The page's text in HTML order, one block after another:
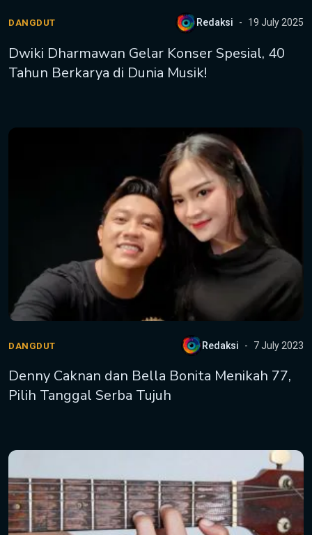
DANGDUT Redaksi 19 July 2025
Dwiki Dharmawan Gelar Konser Spesial, 40
Tahun Berkarya di Dunia Musik!
DANGDUT Redaksi 7 July 2023
Denny Caknan dan Bella Bonita Menikah 77,
Pilih Tanggal Serba Tujuh